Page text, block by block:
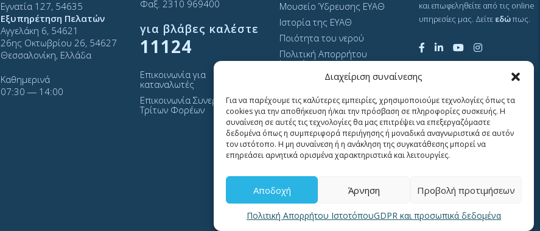
Διαχείριση συναίνεσης
Για να παρέχουμε τις καλύτερες εμπειρίες, χρησιμοποιούμε τεχνολογίες όπως τα
cookies για την αποθήκευση ή/και την πρόσβαση σε πληροφορίες συσκευής. Η
συναίνεση σε αυτές τις τεχνολογίες θα μας επιτρέψει να επεξεργαζόμαστε
δεδομένα όπως η συμπεριφορά περιήγησης ή μοναδικά αναγνωριστικά σε αυτόν
τον ιστότοπο. Η μη συναίνεση ή η ανάκληση της συγκατάθεσης μπορεί να
επηρεάσει αρνητικά ορισμένα χαρακτηριστικά και λειτουργίες.
Αποδοχή Άρνηση Προβολή προτιμήσεων
Πολιτική Απορρήτου ΙστοτόπουGDPR και προσωπικά δεδομένα
Εγνατία 127, 54635
Εξυπηρέτηση Πελατών
Αγγελάκη 6, 54621
26ης Οκτωβρίου 26, 54627
Θεσσαλονίκη, Ελλάδα
Καθημερινά
07:30 ― 14:00
Φαξ. 2310 969400
για βλάβες καλέστε
11124
Επικοινωνία για
καταναλωτές
Επικοινωνία Συνεργατών και
Τρίτων Φορέων
Μουσείο Ύδρευσης ΕΥΑΘ
Ιστορία της ΕΥΑΘ
Ποιότητα του νερού
Πολιτική Απορρήτου
Ιστοτόπου
GDPR και προσωπικά
Sitemap
και επωφεληθείτε από τις online
υπηρεσίες μας. Δείτε εδώπως.